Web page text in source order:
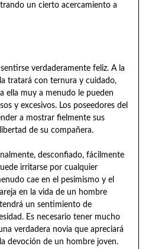
un cierto acercamiento a
verdaderamente feliz. A la
tratará con ternura y cuidado,
ella muy a menudo le pueden
y excesivos. Los poseedores del
a mostrar fielmente sus
de su compañera.
desconfiado, fácilmente
irritarse por cualquier
cae en el pesimismo y el
en la vida de un hombre
un sentimiento de
Es necesario tener mucho
verdadera novia que apreciará
devoción de un hombre joven.